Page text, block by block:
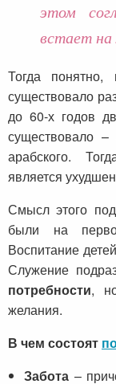
этом
встает
Тогда
существовало
до 60-х годов
существовало
арабского.
является
Смысл этого
были на
Воспитание
Служение
потребности,
желания.
В чем состоят
Забота –